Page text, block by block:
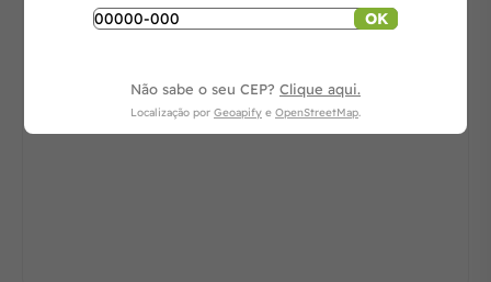
Adicionar ao carrinho
OK
Não sabe o seu CEP? Clique aqui.
Localização por Geoapify e OpenStreetMap.